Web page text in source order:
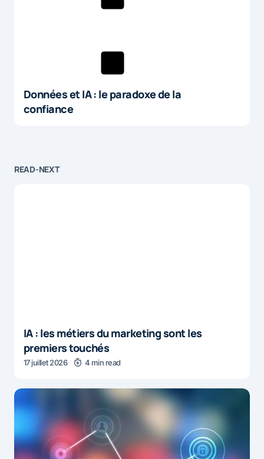
Données et IA : le paradoxe de la
confiance
READ-NEXT
IA : les métiers du marketing sont les
premiers touchés
17 juillet 2026 4 min read